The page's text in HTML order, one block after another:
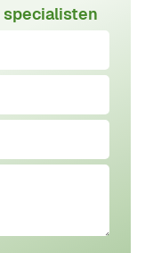
specialisten